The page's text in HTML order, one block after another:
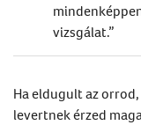
vizsgálat.”
Ha eldugult az
levertnek érzed